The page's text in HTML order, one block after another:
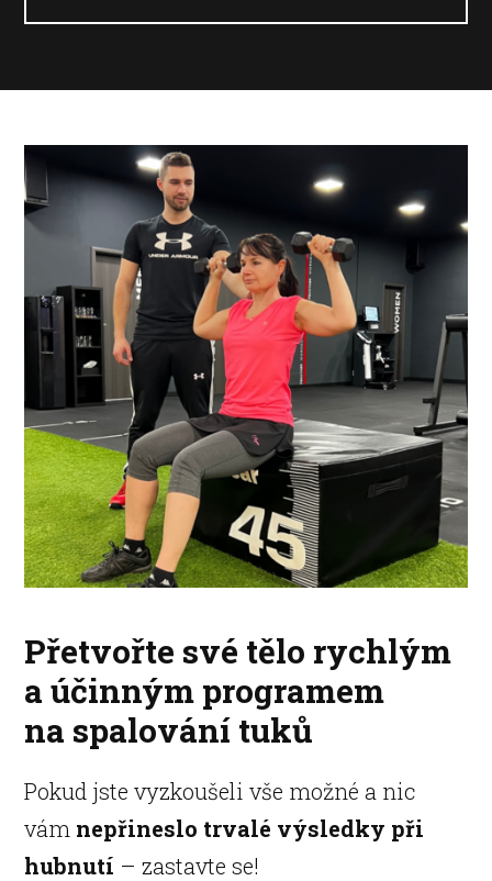
Přetvořte své tělo rychlým
a účinným programem
na spalování tuků
Pokud jste vyzkoušeli vše možné a nic
vám nepřineslo trvalé výsledky při
hubnutí – zastavte se!